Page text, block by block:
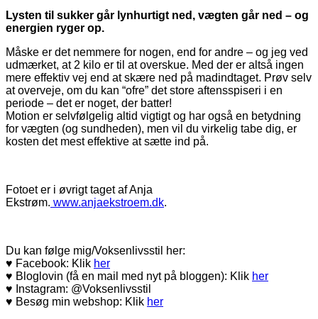
Lysten til sukker går lynhurtigt ned, vægten går ned – og
energien ryger op.
Måske er det nemmere for nogen, end for andre – og jeg ved
udmærket, at 2 kilo er til at overskue. Med der er altså ingen
mere effektiv vej end at skære ned på madindtaget. Prøv selv
at overveje, om du kan “ofre” det store aftensspiseri i en
periode – det er noget, der batter!
Motion er selvfølgelig altid vigtigt og har også en betydning
for vægten (og sundheden), men vil du virkelig tabe dig, er
kosten det mest effektive at sætte ind på.
Fotoet er i øvrigt taget af Anja
Ekstrøm. www.anjaekstroem.dk.
Du kan følge mig/Voksenlivsstil her:
♥ Facebook: Klik her
♥ Bloglovin (få en mail med nyt på bloggen): Klik her
♥ Instagram: @Voksenlivsstil
♥ Besøg min webshop: Klik her